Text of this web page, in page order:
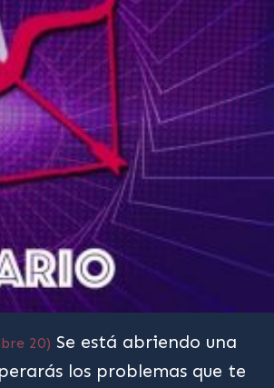
20) Se está abriendo una
los problemas que te